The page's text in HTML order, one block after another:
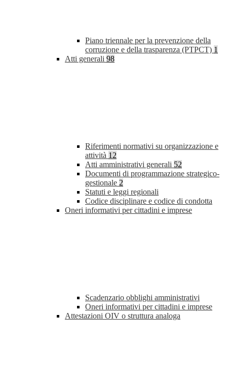
Piano triennale per la prevenzione della
corruzione e della trasparenza (PTPCT) 1
Atti generali 98
Riferimenti normativi su organizzazione e
attività 12
Atti amministrativi generali 52
Documenti di programmazione strategico-
gestionale 2
Statuti e leggi regionali
Codice disciplinare e codice di condotta
Oneri informativi per cittadini e imprese
Scadenzario obblighi amministrativi
Oneri informativi per cittadini e imprese
Attestazioni OIV o struttura analoga